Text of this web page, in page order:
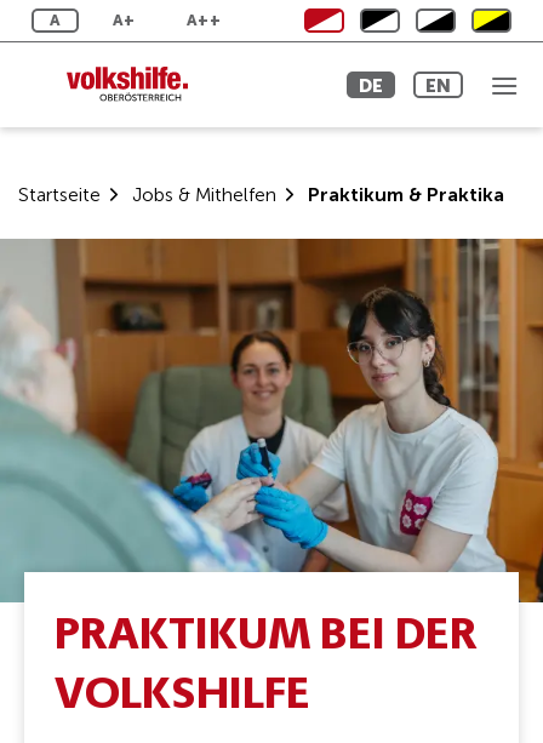
Zum
Inhalt
A A+ A++
DE EN
Startseite Jobs & Mithelfen Praktikum & Praktika
PRAKTIKUM BEI DER
VOLKSHILFE